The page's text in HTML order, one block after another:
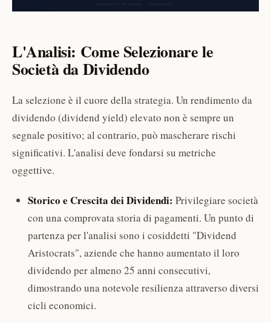
L'Analisi: Come Selezionare le
Società da Dividendo
La selezione è il cuore della strategia. Un rendimento da
dividendo (dividend yield) elevato non è sempre un
segnale positivo; al contrario, può mascherare rischi
significativi. L'analisi deve fondarsi su metriche
oggettive.
Storico e Crescita dei Dividendi: Privilegiare società
con una comprovata storia di pagamenti. Un punto di
partenza per l'analisi sono i cosiddetti "Dividend
Aristocrats", aziende che hanno aumentato il loro
dividendo per almeno 25 anni consecutivi,
dimostrando una notevole resilienza attraverso diversi
cicli economici.